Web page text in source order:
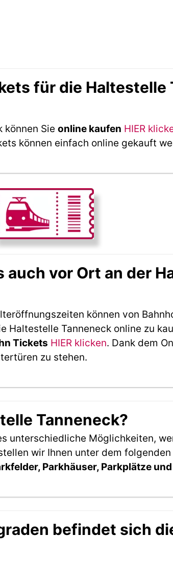
für die
können Sie online kaufen HIER
können einfach online gekauft
auch vor Ort an der
können von
Haltestelle Tanneneck online zu
Tickets HIER klicken. Dank dem
zu stehen.
Tanneneck?
unterschiedliche Möglichkeiten,
wir Ihnen unter dem
Parkhäuser, Parkplätze
befindet sich